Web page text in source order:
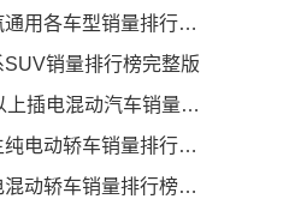
车型销量排行榜完整版
销量排行榜完整版
汽车销量排行榜（零售量）
车销量排行榜完整版(出口量
销量排行榜完整版(出口量